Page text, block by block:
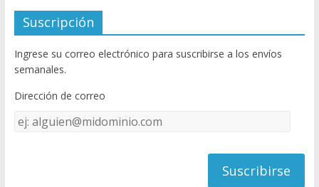
e
b
o
o
k
itt
er
u
T
u
e
C
Suscripción
Ingrese su correo electrónico para suscribirse a los envíos
semanales.
Dirección de correo
Dirección
de